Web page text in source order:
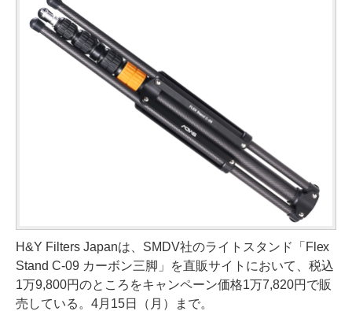
H&Y Filters Japanは、SMDV社のライトスタンド「Flex
Stand C-09 カーボン三脚」を直販サイトにおいて、税込
1万9,800円のところをキャンペーン価格1万7,820円で販
売している。4月15日（月）まで。